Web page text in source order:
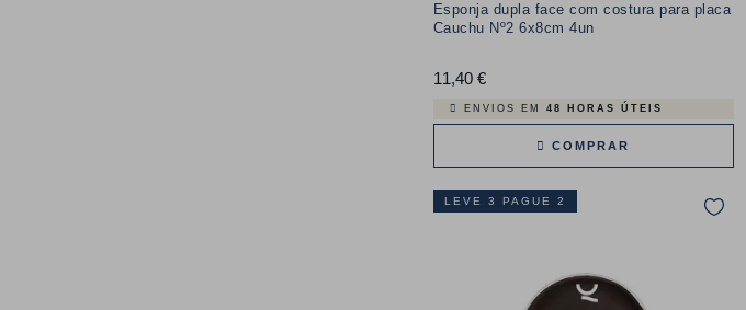
Esponja dupla face com costura para placa
Cauchu Nº2 6x8cm 4un
11,40 €Preço
ENVIOS EM 48 HORAS ÚTEIS
COMPRAR
LEVE 3 PAGUE 2